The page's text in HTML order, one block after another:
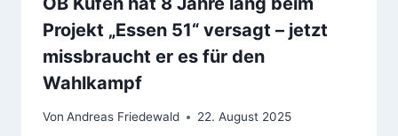
Projekt „Essen 51“ versagt – jetzt
missbraucht er es für den
Wahlkampf
Von Andreas Friedewald 22. August 2025